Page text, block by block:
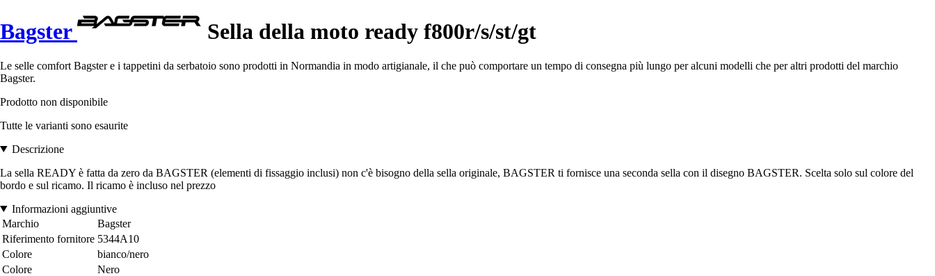
Bagster Sella della moto ready f800r/s/st/gt
Le selle comfort Bagster e i tappetini da serbatoio sono prodotti in Normandia in modo artigianale, il che può comportare un tempo di consegna più lungo per alcuni modelli che per altri prodotti del marchio
Bagster.
Prodotto non disponibile
Tutte le varianti sono esaurite
Descrizione
La sella READY è fatta da zero da BAGSTER (elementi di fissaggio inclusi) non c'è bisogno della sella originale, BAGSTER ti fornisce una seconda sella con il disegno BAGSTER. Scelta solo sul colore del
bordo e sul ricamo. Il ricamo è incluso nel prezzo
Informazioni aggiuntive
Marchio
Bagster
Riferimento fornitore 5344A10
Colore
bianco/nero
Colore
Nero